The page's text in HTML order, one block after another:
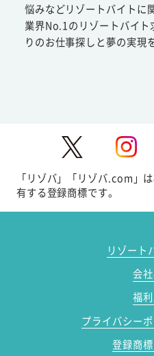
悩みなどリゾートバイトに
業界No.1のリゾートバイ
りのお仕事探しと夢の実現
「リゾバ」「リゾバ.com」
有する登録商標です。
リゾート
会
福
プライバシー
登録商